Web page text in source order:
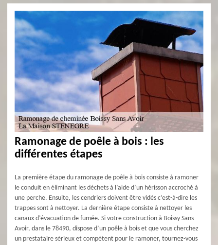
Ramonage de poêle à bois : les
différentes étapes
La première étape du ramonage de poêle à bois consiste à ramoner
le conduit en éliminant les déchets à l’aide d’un hérisson accroché à
une perche. Ensuite, les cendriers doivent être vidés c’est-à-dire les
trappes sont à nettoyer. La dernière étape consiste à nettoyer les
canaux d’évacuation de fumée. Si votre construction à Boissy Sans
Avoir, dans le 78490, dispose d’un poêle à bois et que vous cherchez
un prestataire sérieux et compétent pour le ramoner, tournez-vous